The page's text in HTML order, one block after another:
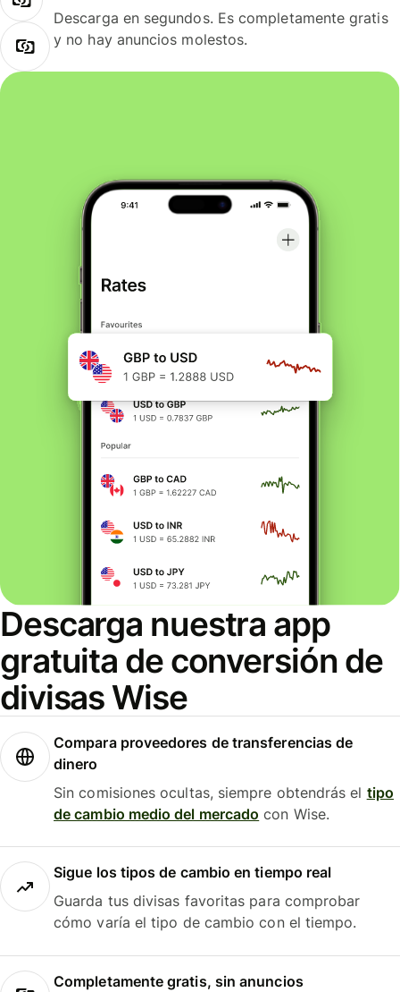
Descarga en segundos. Es completamente gratis
y no hay anuncios molestos.
Descarga nuestra app
gratuita de conversión de
divisas Wise
Compara proveedores de transferencias de
dinero
Sin comisiones ocultas, siempre obtendrás el tipo
de cambio medio del mercado con Wise.
Sigue los tipos de cambio en tiempo real
Guarda tus divisas favoritas para comprobar
cómo varía el tipo de cambio con el tiempo.
Completamente gratis, sin anuncios